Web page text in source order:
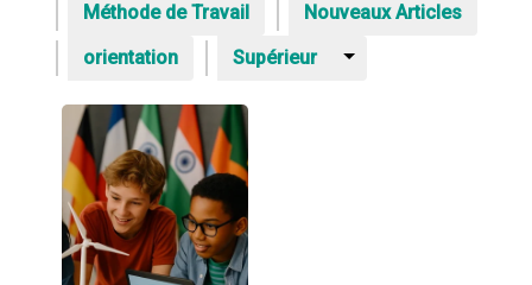
Méthode de Travail
Nouveaux Articles
orientation
Supérieur